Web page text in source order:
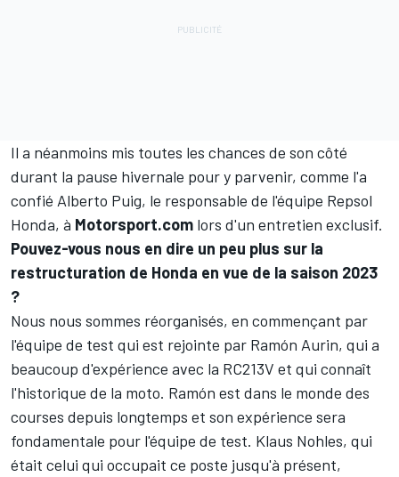
Il a néanmoins mis toutes les chances de son côté
durant la pause hivernale pour y parvenir, comme l'a
confié Alberto Puig, le responsable de l'équipe Repsol
Honda, à Motorsport.com lors d'un entretien exclusif.
Pouvez-vous nous en dire un peu plus sur la
restructuration de Honda en vue de la saison 2023
?
Nous nous sommes réorganisés, en commençant par
l'équipe de test qui est rejointe par Ramón Aurin, qui a
beaucoup d'expérience avec la RC213V et qui connaît
l'historique de la moto. Ramón est dans le monde des
courses depuis longtemps et son expérience sera
fondamentale pour l'équipe de test. Klaus Nohles, qui
était celui qui occupait ce poste jusqu'à présent,